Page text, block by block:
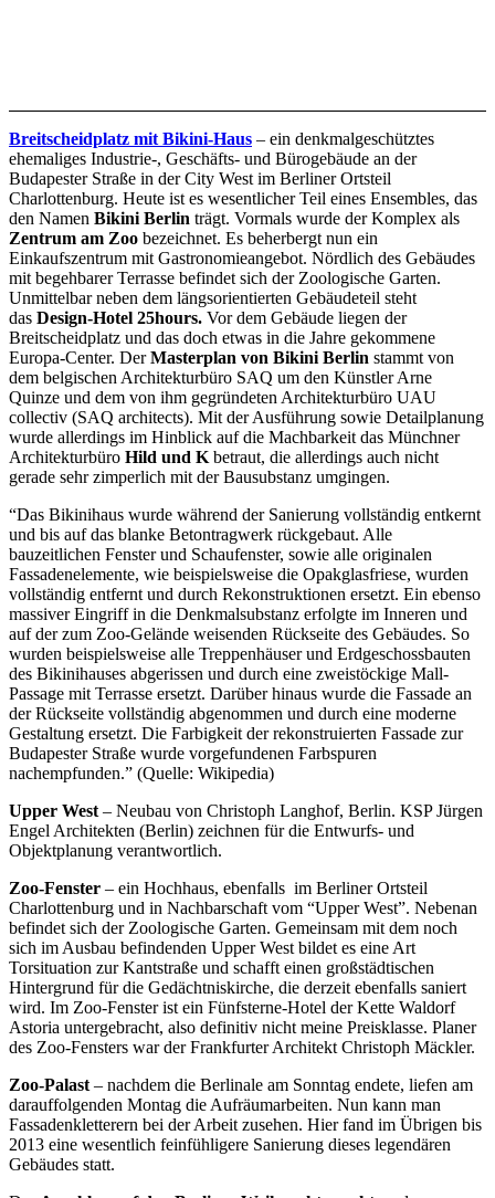
Breitscheidplatz mit Bikini-Haus – ein denkmalgeschütztes
ehemaliges Industrie-, Geschäfts- und Bürogebäude an der
Budapester Straße in der City West im Berliner Ortsteil
Charlottenburg. Heute ist es wesentlicher Teil eines Ensembles, das
den Namen Bikini Berlin trägt. Vormals wurde der Komplex als
Zentrum am Zoo bezeichnet. Es beherbergt nun ein
Einkaufszentrum mit Gastronomieangebot. Nördlich des Gebäudes
mit begehbarer Terrasse befindet sich der Zoologische Garten.
Unmittelbar neben dem längsorientierten Gebäudeteil steht
das Design-Hotel 25hours. Vor dem Gebäude liegen der
Breitscheidplatz und das doch etwas in die Jahre gekommene
Europa-Center. DerMasterplan von Bikini Berlin stammt von
dem belgischen Architekturbüro SAQ um den Künstler Arne
Quinze und dem von ihm gegründeten Architekturbüro UAU
collectiv (SAQ architects). Mit der Ausführung sowie Detailplanung
wurde allerdings im Hinblick auf die Machbarkeit das Münchner
Architekturbüro Hild und K betraut, die allerdings auch nicht
gerade sehr zimperlich mit der Bausubstanz umgingen.
“Das Bikinihaus wurde während der Sanierung vollständig entkernt
und bis auf das blanke Betontragwerk rückgebaut. Alle
bauzeitlichen Fenster und Schaufenster, sowie alle originalen
Fassadenelemente, wie beispielsweise die Opakglasfriese, wurden
vollständig entfernt und durch Rekonstruktionen ersetzt. Ein ebenso
massiver Eingriff in die Denkmalsubstanz erfolgte im Inneren und
auf der zum Zoo-Gelände weisenden Rückseite des Gebäudes. So
wurden beispielsweise alle Treppenhäuser und Erdgeschossbauten
des Bikinihauses abgerissen und durch eine zweistöckige Mall-
Passage mit Terrasse ersetzt. Darüber hinaus wurde die Fassade an
der Rückseite vollständig abgenommen und durch eine moderne
Gestaltung ersetzt. Die Farbigkeit der rekonstruierten Fassade zur
Budapester Straße wurde vorgefundenen Farbspuren
nachempfunden.” (Quelle: Wikipedia)
Upper West – Neubau von Christoph Langhof, Berlin. KSP Jürgen
Engel Architekten (Berlin) zeichnen für die Entwurfs- und
Objektplanung verantwortlich.
Zoo-Fenster – ein Hochhaus, ebenfalls im Berliner Ortsteil
Charlottenburg und in Nachbarschaft vom “Upper West”. Nebenan
befindet sich der Zoologische Garten. Gemeinsam mit dem noch
sich im Ausbau befindenden Upper West bildet es eine Art
Torsituation zur Kantstraße und schafft einen großstädtischen
Hintergrund für die Gedächtniskirche, die derzeit ebenfalls saniert
wird. Im Zoo-Fenster ist ein Fünfsterne-Hotel der Kette Waldorf
Astoria untergebracht, also definitiv nicht meine Preisklasse. Planer
des Zoo-Fensters war der Frankfurter Architekt Christoph Mäckler.
Zoo-Palast – nachdem die Berlinale am Sonntag endete, liefen am
darauffolgenden Montag die Aufräumarbeiten. Nun kann man
Fassadenkletterern bei der Arbeit zusehen. Hier fand im Übrigen bis
2013 eine wesentlich feinfühligere Sanierung dieses legendären
Gebäudes statt.